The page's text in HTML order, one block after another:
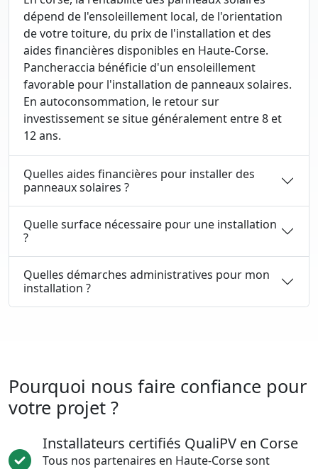
dépend de l'ensoleillement local, de l'orientation
de votre toiture, du prix de l'installation et des
aides financières disponibles en Haute-Corse.
Pancheraccia bénéficie d'un ensoleillement
favorable pour l'installation de panneaux solaires.
En autoconsommation, le retour sur
investissement se situe généralement entre 8 et
12 ans.
Quelles aides financières pour installer des
panneaux solaires ?
Quelle surface nécessaire pour une installation
?
Quelles démarches administratives pour mon
installation ?
Pourquoi nous faire confiance pour
votre projet ?
Installateurs certifiés QualiPV en Corse
Tous nos partenaires en Haute-Corse sont